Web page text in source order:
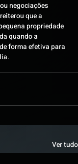
negociações
que a
propriedade
quando a
forma efetiva para
Ver tudo